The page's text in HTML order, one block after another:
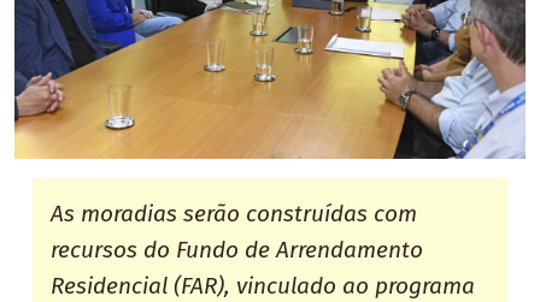
As moradias serão construídas com
recursos do Fundo de Arrendamento
Residencial (FAR), vinculado ao programa